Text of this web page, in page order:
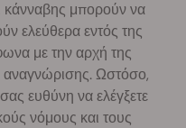
κάνναβης μπορούν να
ελεύθερα εντός της
με την αρχή της
αναγνώρισης. Ωστόσο,
σας ευθύνη να ελέγξετε
νόμους και τους